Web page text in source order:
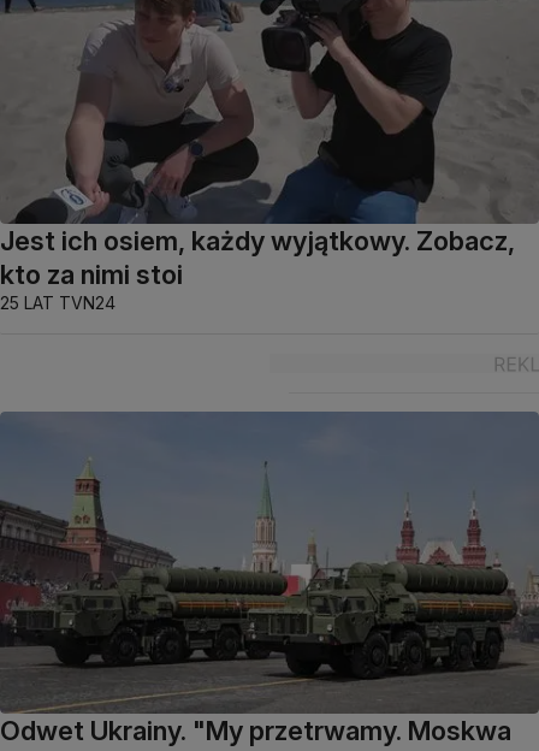
Jest ich osiem, każdy wyjątkowy. Zobacz,
kto za nimi stoi
25 LAT TVN24
Odwet Ukrainy. "My przetrwamy. Moskwa